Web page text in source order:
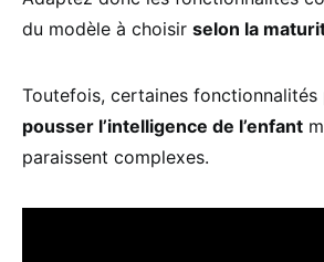
du modèle à choisir selon la
Toutefois, certaines fonctionnalités
pousser l’intelligence de l’enfant
paraissent complexes.